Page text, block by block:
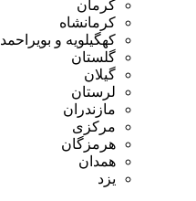
کرمان
کرمانشاه
کهگیلویه و بویراحمد
گلستان
گیلان
لرستان
مازندران
مرکزی
هرمزگان
همدان
یزد